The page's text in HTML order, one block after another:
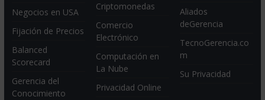
Negocios en USA
Fijación de Precios
Balanced
Scorecard
Gerencia del
Conocimiento
Criptomonedas
Comercio
Electrónico
Computación en
La Nube
Privacidad Online
Aliados
deGerencia
TecnoGerencia.co
m
Su Privacidad